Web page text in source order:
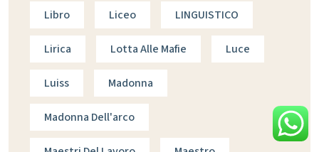
Libro Liceo LINGUISTICO
Lirica Lotta Alle Mafie Luce
Luiss Madonna
Madonna Dell'arco